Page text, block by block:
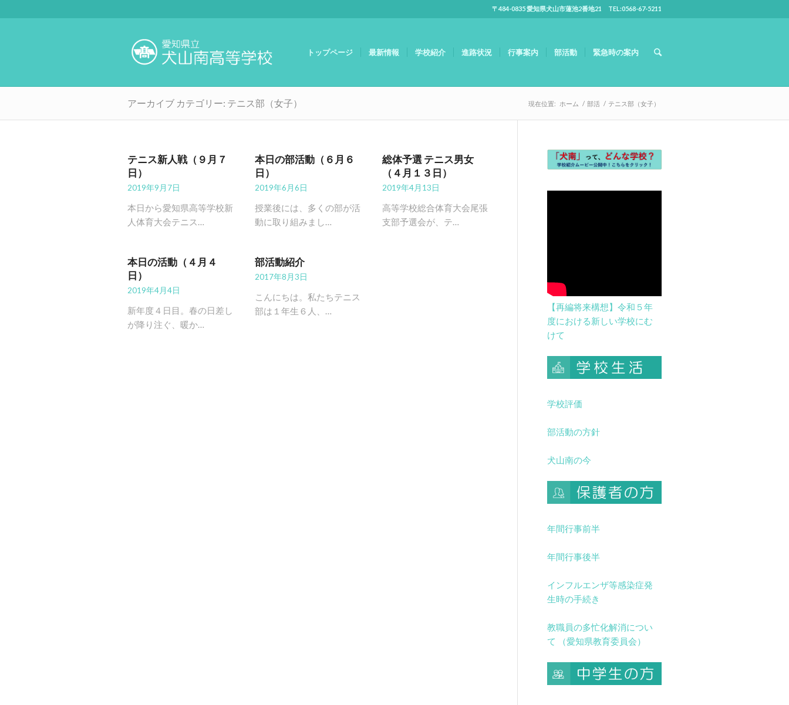
〒484-0835 愛知県犬山市蓮池2番地21 TEL:0568-67-5211
トップページ 最新情報 学校紹介 進路状況 行事案内 部活動 緊急時の案内
アーカイブ カテゴリー: テニス部（女子） 現在位置: ホーム / 部活 / テニス部（女子）
テニス新人戦（９月７
日）
2019年9月7日
本日から愛知県高等学校新
人体育大会テニス…
本日の部活動（６月６
日）
2019年6月6日
授業後には、多くの部が活
動に取り組みまし…
総体予選 テニス男女
（４月１３日）
2019年4月13日
高等学校総合体育大会尾張
支部予選会が、テ…
本日の活動（４月４
日）
2019年4月4日
新年度４日目。春の日差し
が降り注ぐ、暖か…
部活動紹介
2017年8月3日
こんにちは。私たちテニス
部は１年生６人、…
【再編将来構想】令和５年
度における新しい学校にむ
けて
学校評価
部活動の方針
犬山南の今
年間行事前半
年間行事後半
インフルエンザ等感染症発
生時の手続き
教職員の多忙化解消につい
て （愛知県教育委員会）